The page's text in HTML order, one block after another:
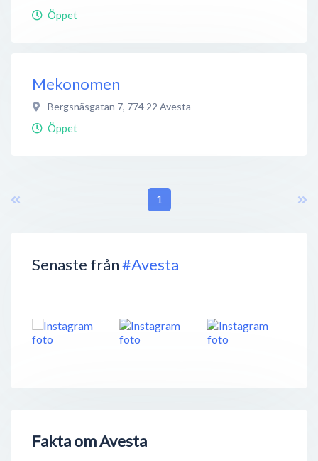
Senaste från#Avesta
Fakta om Avesta
Öppet
Mekonomen
Bergsnäsgatan 7, 774 22 Avesta
Öppet
1